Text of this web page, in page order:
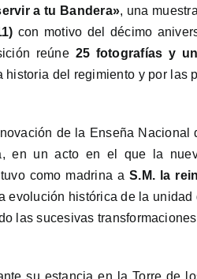
a tu Bandera», una
con motivo del décimo
reúne 25 fotografías y
historia del regimiento y por
de la Enseña Nacional
en un acto en el que la
como madrina aS.M. la
evolución histórica de la
las sucesivas
su estancia en la Torre de